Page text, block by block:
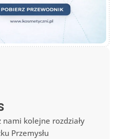
nami kolejne rozdziały
Przemysłu